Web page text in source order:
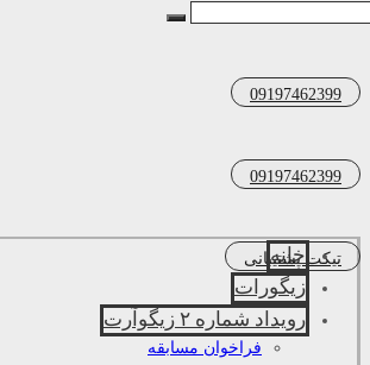
09197462399
09197462399
تیکت پشتیبانی
خانه
زیگورات
رویداد شماره ۲ زیگوآرت
فراخوان مسابقه